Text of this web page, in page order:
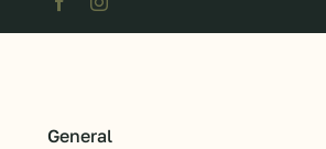
General